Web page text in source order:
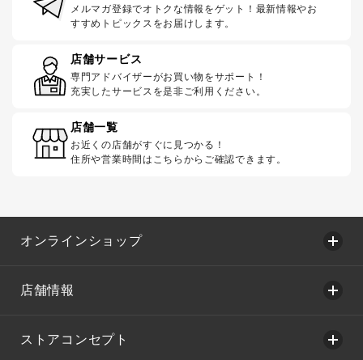
メルマガ登録でオトクな情報をゲット！最新情報やお
すすめトピックスをお届けします。
店舗サービス
専門アドバイザーがお買い物をサポート！
充実したサービスを是非ご利用ください。
店舗一覧
お近くの店舗がすぐに見つかる！
住所や営業時間はこちらからご確認できます。
オンラインショップ
店舗情報
ストアコンセプト